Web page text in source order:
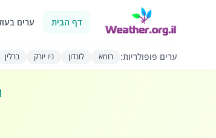
דף הבית ערים
ערים פופולריות: רומא לונדון ניו יורק ברלין